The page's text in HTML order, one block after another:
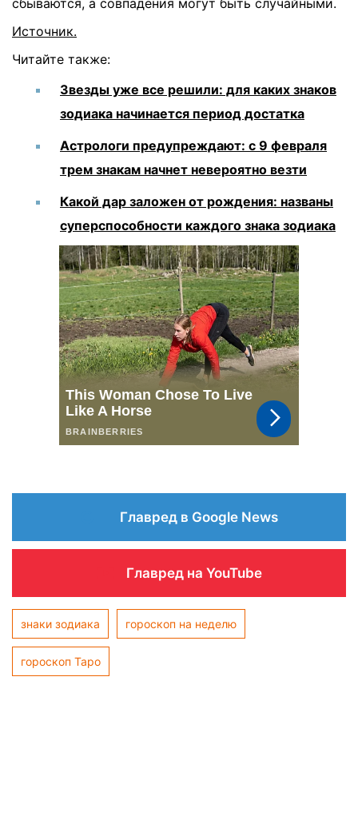
сбываются, а совпадения могут быть случайными.
Источник.
Читайте также:
Звезды уже все решили: для каких знаков
зодиака начинается период достатка
Астрологи предупреждают: с 9 февраля
трем знакам начнет невероятно везти
Какой дар заложен от рождения: названы
суперспособности каждого знака зодиака
Главред в Google News
Главред на YouTube
знаки зодиака гороскоп на неделю
гороскоп Таро